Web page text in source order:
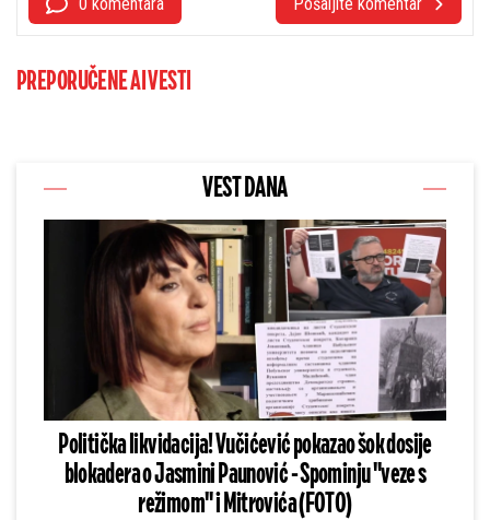
PREPORUČENE AI VESTI
VEST DANA
Politička likvidacija! Vučićević pokazao šok dosije
blokadera o Jasmini Paunović - Spominju "veze s
režimom" i Mitrovića (FOTO)